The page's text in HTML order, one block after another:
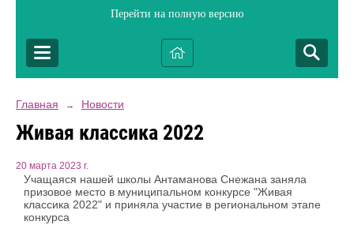
Перейти на полную версию
Главная → Новости
Живая классика 2022
20 марта 2023 г.
Учащаяся нашей школы Антаманова Снежана заняла
призовое место в муниципальном конкурсе "Живая
классика 2022" и приняла участие в региональном этапе
конкурса